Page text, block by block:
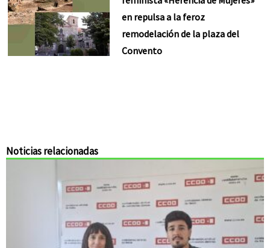
en repulsa a la feroz
remodelación de la plaza del
Convento
Noticias relacionadas